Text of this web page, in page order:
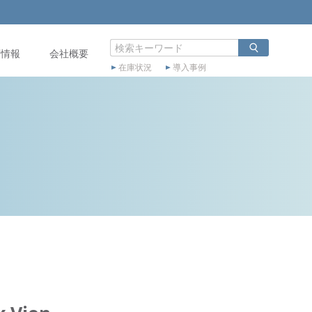
報 会社概要
在庫状況 導入事例